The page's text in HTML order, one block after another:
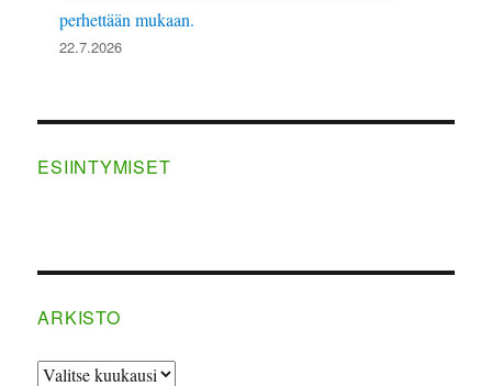
perhettään mukaan.
22.7.2026
ESIINTYMISET
ARKISTO
ARKISTO